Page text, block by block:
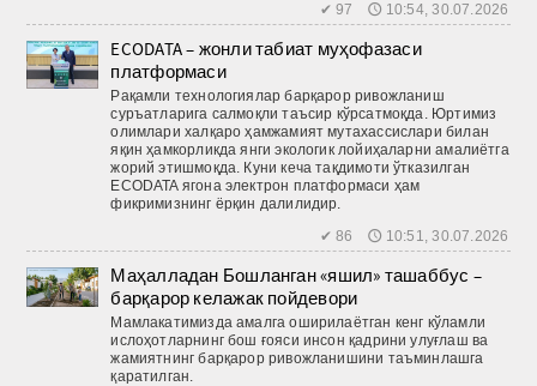
✔ 97 🕔 10:54, 30.07.2026
ECODATA – жонли табиат муҳофазаси
платформаси
Рақамли технологиялар барқарор ривожланиш
суръатларига салмоқли таъсир кўрсатмоқда. Юртимиз
олимлари халқаро ҳамжамият мутахассислари билан
яқин ҳамкорликда янги экологик лойиҳаларни амалиётга
жорий этишмоқда. Куни кеча тақдимоти ўтказилган
ECODATA ягона электрон платформаси ҳам
фикримизнинг ёрқин далилидир.
✔ 86 🕔 10:51, 30.07.2026
Маҳалладан Бошланган «яшил» ташаббус –
барқарор келажак пойдевори
Мамлакатимизда амалга оширилаётган кенг кўламли
ислоҳотларнинг бош ғояси инсон қадрини улуғлаш ва
жамиятнинг барқарор ривожланишини таъминлашга
қаратилган.